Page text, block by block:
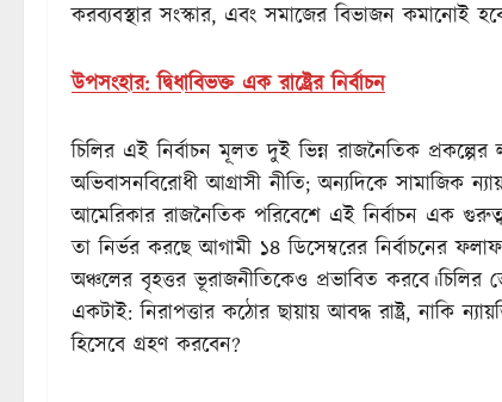
করব্যবস্থার সংস্কার, এবং সমাজের বিভাজন কমানোই
উপসংহার: দ্বিধাবিভক্ত এক রাষ্ট্রের নির্বাচন
চিলির এই নির্বাচন মূলত দুই ভিন্ন রাজনৈতিক
অভিবাসনবিরোধী আগ্রাসী নীতি; অন্যদিকে সামাজিক
আমেরিকার রাজনৈতিক পরিবেশে এই নির্বাচন এক
তা নির্ভর করছে আগামী ১৪ ডিসেম্বরের নির্বাচনের
অঞ্চলের বৃহত্তর ভূরাজনীতিকেও প্রভাবিত করবে।চিলির
একটাই: নিরাপত্তার কঠোর ছায়ায় আবদ্ধ রাষ্ট্র, নাকি
হিসেবে গ্রহণ করবেন?